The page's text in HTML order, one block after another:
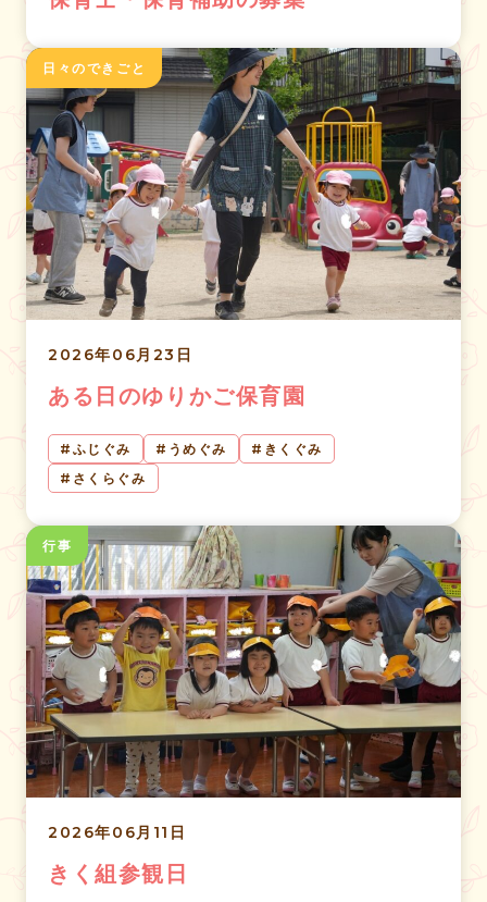
日々のできごと
2026年06月23日
ある日のゆりかご保育園
ふじぐみ うめぐみ
きくぐみ
さくらぐみ
行事
2026年06月11日
きく組参観日